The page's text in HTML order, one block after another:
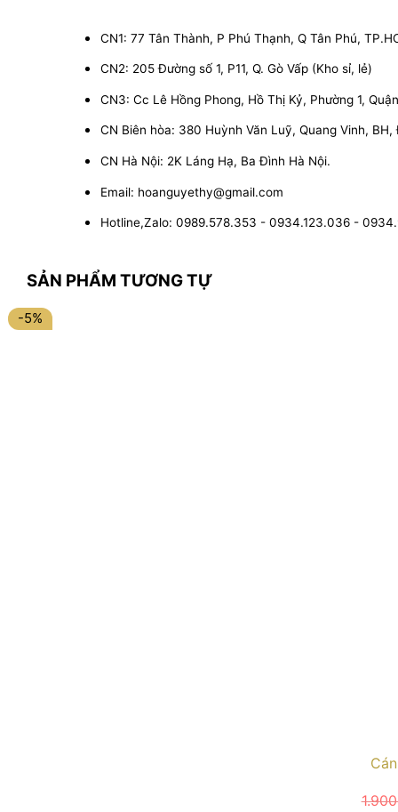
CN1: 77 Tân Thành, P Phú Thạnh, Q Tân Phú,
CN2: 205 Đường số 1, P11, Q. Gò Vấp (Kho sỉ, lẻ)
CN3: Cc Lê Hồng Phong, Hồ Thị Kỷ, Phường 1,
CN Biên hòa: 380 Huỳnh Văn Luỹ, Quang Vinh, BH,
CN Hà Nội: 2K Láng Hạ, Ba Đình Hà Nội.
Email: hoanguyethy@gmail.com
Hotline,Zalo: 0989.578.353 - 0934.123.036 -
SẢN PHẨM TƯƠNG TỰ
-5%